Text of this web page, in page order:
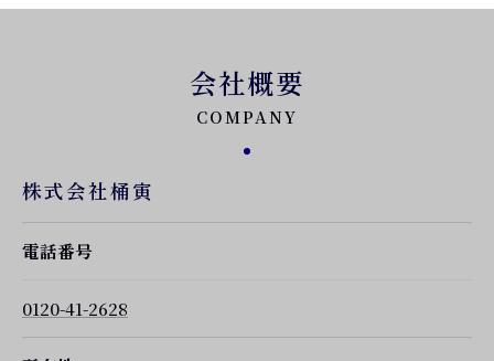
会社概要
COMPANY
株式会社桶寅
電話番号
0120-41-2628